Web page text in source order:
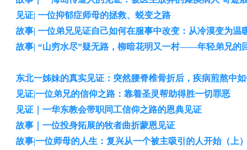
见证| 一位抑郁症师母的拯救、蜕变之路
故事| 一位弟兄见证自己如何在服事中改变：从冷漠变为温
故事| “山穷水尽”疑无路，柳暗花明又一村——年轻弟兄的
东北一姊妹的真实见证：突然腰脊椎骨折后，疾病煎熬中
见证|一位弟兄的信仰之路：靠着圣灵帮助得胜一切罪恶
见证｜一华东教会带职同工信仰之路的恩典见证
故事｜一位投身拓展的牧者曲折蒙恩见证
故事|一位师母的人生：复兴从一个被主吸引的人开始（上）